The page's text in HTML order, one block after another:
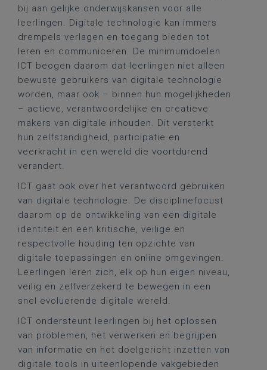
bij aan gelijke onderwijskansen voor alle
leerlingen. Digitale technologie kan immers
drempels verlagen en toegang bieden tot
leren en communiceren. De minimumdoelen
ICT beogen daarom dat leerlingen niet alleen
bewuste gebruikers van digitale technologie
worden, maar ook – binnen hun mogelijkheden
– actieve, verantwoordelijke en creatieve
makers van digitale inhouden. Dit versterkt
hun zelfstandigheid, participatie en
veerkracht in een wereld die voortdurend
verandert.
ICT gaat ook over het verantwoord gebruiken
van digitale technologie. De disciplinefocust
daarom op de ontwikkeling van een digitale
identiteit en een kritische, veilige en
respectvolle houding ten opzichte van
digitale toepassingen en online omgevingen.
Leerlingen leren zich, elk op hun eigen niveau,
veilig en zelfverzekerd te bewegen in een
snel evoluerende digitale wereld.
ICT ondersteunt leerlingen bij het oplossen
van problemen, het verwerken en begrijpen
van informatie en het doelgericht inzetten van
digitale tools in uiteenlopende vakgebieden